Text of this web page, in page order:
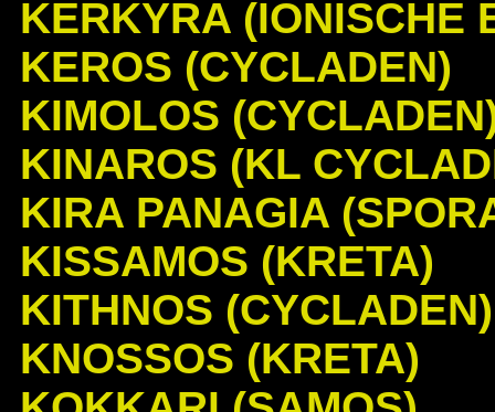
KERKYRA (IONISCHE
KEROS (CYCLADEN)
KIMOLOS
KINAROS (KL
KIRA PANAGIA
KISSAMOS (KRETA)
KITHNOS (CYCLADEN)
KNOSSOS (KRETA)